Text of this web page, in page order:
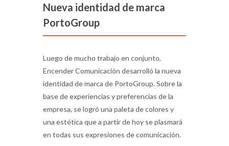
Nueva identidad de marca
PortoGroup
Luego de mucho trabajo en conjunto,
Encender Comunicación desarrolló la nueva
identidad de marca de PortoGroup. Sobre la
base de experiencias y preferencias de la
empresa, se logró una paleta de colores y
una estética que a partir de hoy se plasmará
en todas sus expresiones de comunicación.